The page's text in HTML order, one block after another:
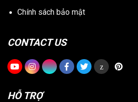
Chính sách bảo mật
CONTACT US
z
HỖ TRỢ